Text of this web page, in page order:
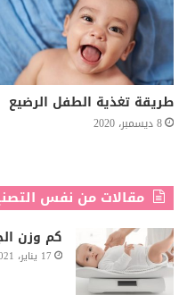
طريقة تغذية الطفل الرضيع
8 ديسمبر، 2020
مقالات من نفس
كم وزن
17 يناير، 2021